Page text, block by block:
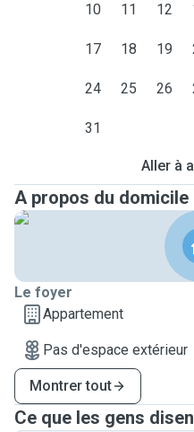
10 11 12
17 18 19
24 25 26
31
Aller à
A propos du domicile
Le foyer
Appartement
Pas d'espace extérieur
Montrer tout
Ce que les gens